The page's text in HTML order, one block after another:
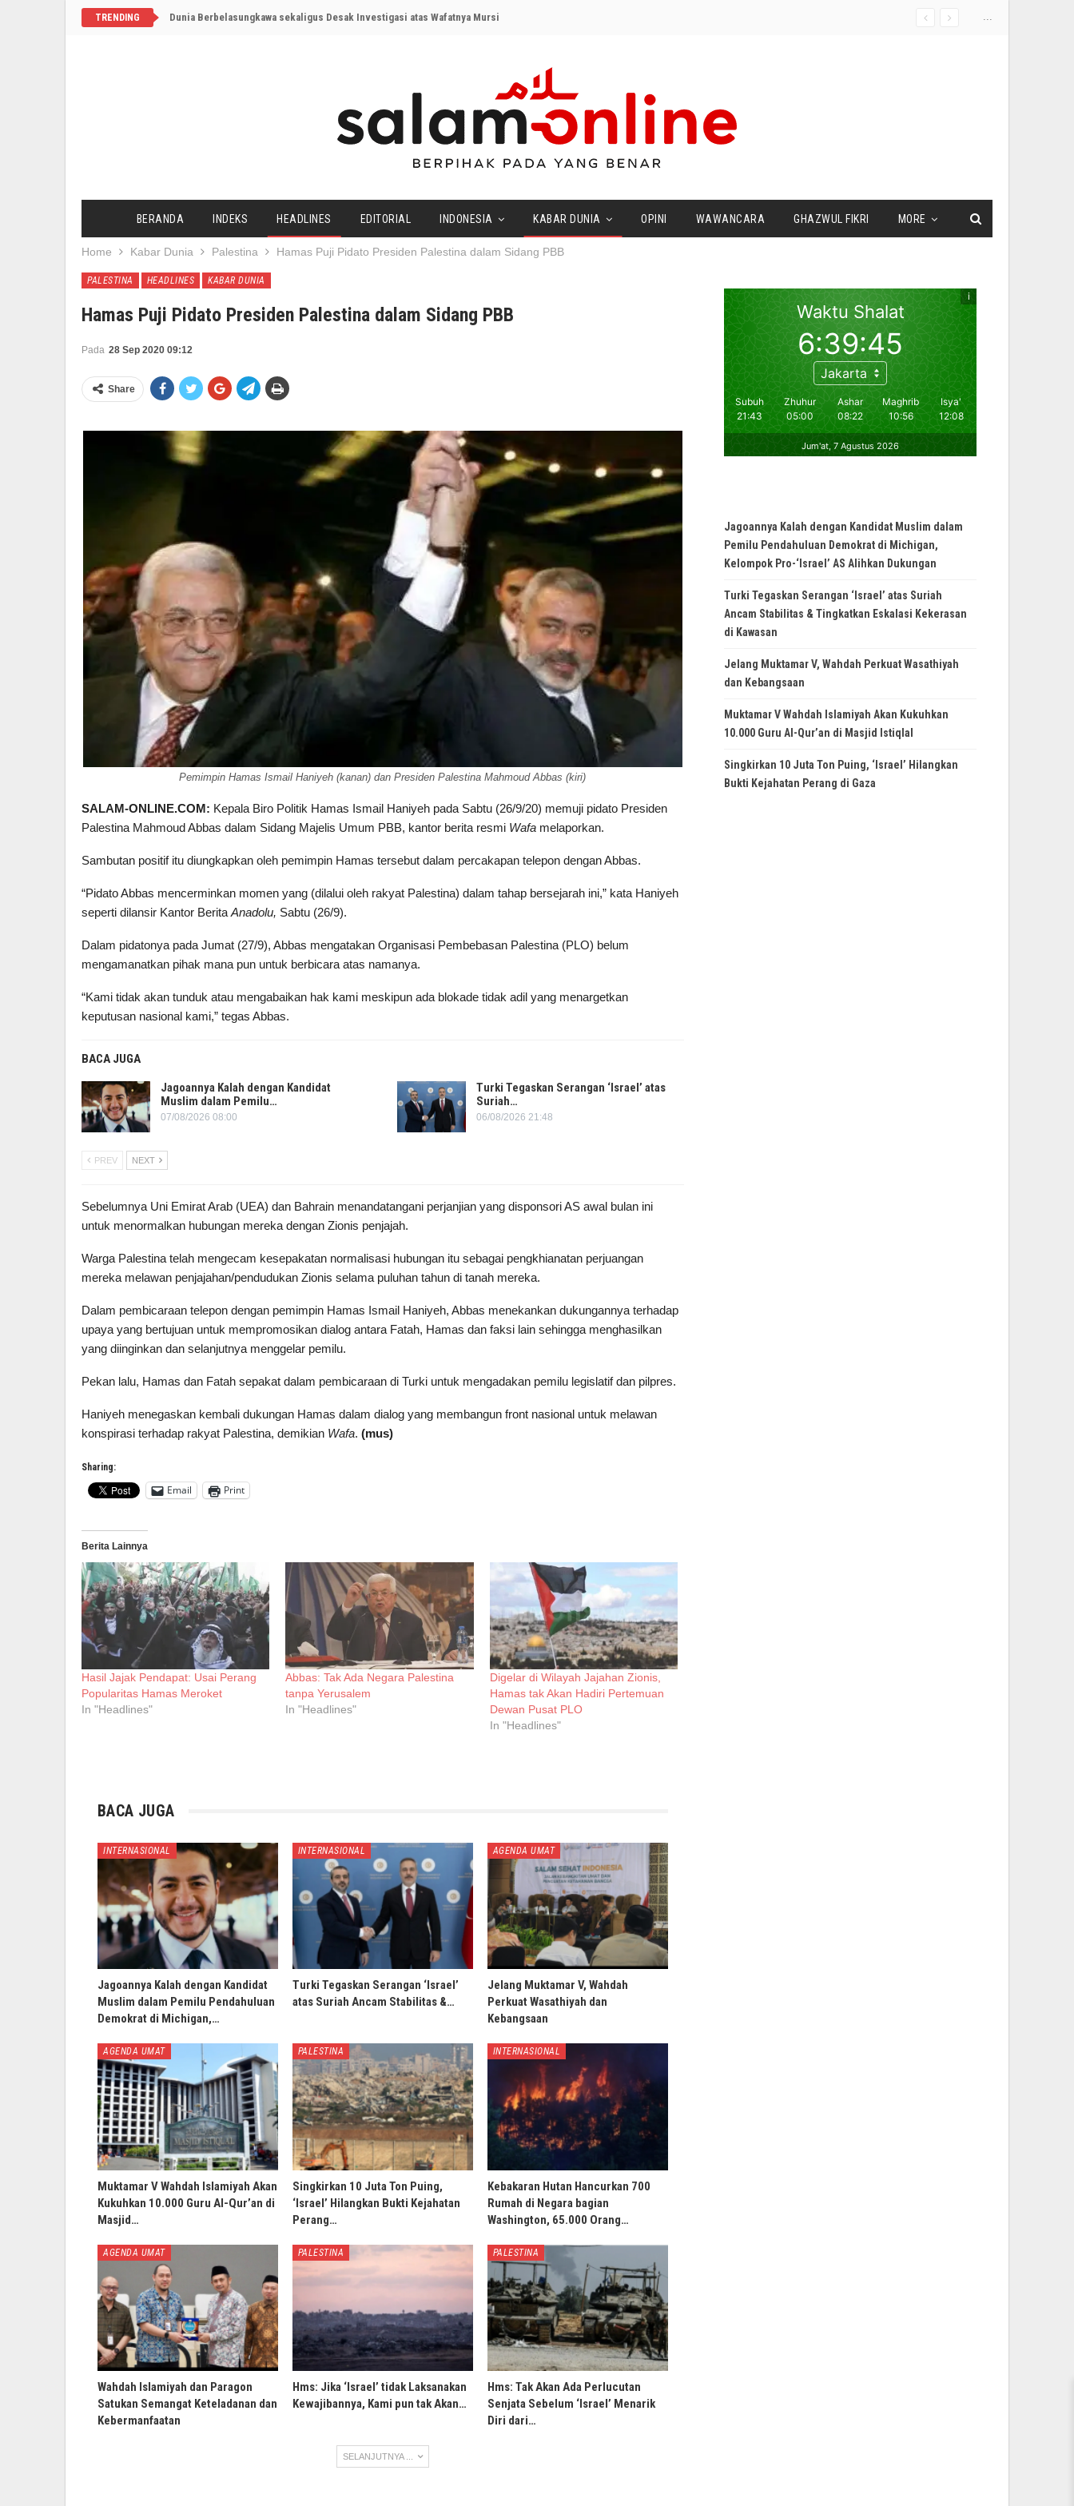
...
TRENDING Dunia Berbelasungkawa sekaligus Desak Investigasi atas Wafatnya Mursi
BERANDA INDEKS HEADLINES EDITORIAL INDONESIA KABAR DUNIA OPINI WAWANCARA GHAZWUL FIKRI MORE
Home Kabar Dunia Palestina Hamas Puji Pidato Presiden Palestina dalam Sidang PBB
PALESTINA HEADLINES KABAR DUNIA
Hamas Puji Pidato Presiden Palestina dalam Sidang PBB
Pada 28 Sep 2020 09:12
Share
Pemimpin Hamas Ismail Haniyeh (kanan) dan Presiden Palestina Mahmoud Abbas (kiri)
SALAM-ONLINE.COM: Kepala Biro Politik Hamas Ismail Haniyeh pada Sabtu (26/9/20) memuji pidato Presiden
Palestina Mahmoud Abbas dalam Sidang Majelis Umum PBB, kantor berita resmi Wafa melaporkan.
Sambutan positif itu diungkapkan oleh pemimpin Hamas tersebut dalam percakapan telepon dengan Abbas.
“Pidato Abbas mencerminkan momen yang (dilalui oleh rakyat Palestina) dalam tahap bersejarah ini,” kata Haniyeh
seperti dilansir Kantor Berita Anadolu, Sabtu (26/9).
Dalam pidatonya pada Jumat (27/9), Abbas mengatakan Organisasi Pembebasan Palestina (PLO) belum
mengamanatkan pihak mana pun untuk berbicara atas namanya.
“Kami tidak akan tunduk atau mengabaikan hak kami meskipun ada blokade tidak adil yang menargetkan
keputusan nasional kami,” tegas Abbas.
BACA JUGA
Jagoannya Kalah dengan Kandidat
Muslim dalam Pemilu…
07/08/2026 08:00
Turki Tegaskan Serangan ‘Israel’ atas
Suriah…
06/08/2026 21:48
PREV NEXT
Sebelumnya Uni Emirat Arab (UEA) dan Bahrain menandatangani perjanjian yang disponsori AS awal bulan ini
untuk menormalkan hubungan mereka dengan Zionis penjajah.
Warga Palestina telah mengecam kesepakatan normalisasi hubungan itu sebagai pengkhianatan perjuangan
mereka melawan penjajahan/pendudukan Zionis selama puluhan tahun di tanah mereka.
Dalam pembicaraan telepon dengan pemimpin Hamas Ismail Haniyeh, Abbas menekankan dukungannya terhadap
upaya yang bertujuan untuk mempromosikan dialog antara Fatah, Hamas dan faksi lain sehingga menghasilkan
yang diinginkan dan selanjutnya menggelar pemilu.
Pekan lalu, Hamas dan Fatah sepakat dalam pembicaraan di Turki untuk mengadakan pemilu legislatif dan pilpres.
Haniyeh menegaskan kembali dukungan Hamas dalam dialog yang membangun front nasional untuk melawan
konspirasi terhadap rakyat Palestina, demikian Wafa. (mus)
Sharing:
Email Print
Berita Lainnya
Hasil Jajak Pendapat: Usai Perang
Popularitas Hamas Meroket
In "Headlines"
Abbas: Tak Ada Negara Palestina
tanpa Yerusalem
In "Headlines"
Digelar di Wilayah Jajahan Zionis,
Hamas tak Akan Hadiri Pertemuan
Dewan Pusat PLO
In "Headlines"
BACA JUGA
INTERNASIONAL
Jagoannya Kalah dengan Kandidat
Muslim dalam Pemilu Pendahuluan
Demokrat di Michigan,…
INTERNASIONAL
Turki Tegaskan Serangan ‘Israel’
atas Suriah Ancam Stabilitas &…
AGENDA UMAT
Jelang Muktamar V, Wahdah
Perkuat Wasathiyah dan
Kebangsaan
AGENDA UMAT
Muktamar V Wahdah Islamiyah Akan
Kukuhkan 10.000 Guru Al-Qur’an di
Masjid…
PALESTINA
Singkirkan 10 Juta Ton Puing,
‘Israel’ Hilangkan Bukti Kejahatan
Perang…
INTERNASIONAL
Kebakaran Hutan Hancurkan 700
Rumah di Negara bagian
Washington, 65.000 Orang…
AGENDA UMAT
Wahdah Islamiyah dan Paragon
Satukan Semangat Keteladanan dan
Kebermanfaatan
PALESTINA
Hms: Jika ‘Israel’ tidak Laksanakan
Kewajibannya, Kami pun tak Akan…
PALESTINA
Hms: Tak Akan Ada Perlucutan
Senjata Sebelum ‘Israel’ Menarik
Diri dari…
SELANJUTNYA ...
Jagoannya Kalah dengan Kandidat Muslim dalam
Pemilu Pendahuluan Demokrat di Michigan,
Kelompok Pro-‘Israel’ AS Alihkan Dukungan
Turki Tegaskan Serangan ‘Israel’ atas Suriah
Ancam Stabilitas & Tingkatkan Eskalasi Kekerasan
di Kawasan
Jelang Muktamar V, Wahdah Perkuat Wasathiyah
dan Kebangsaan
Muktamar V Wahdah Islamiyah Akan Kukuhkan
10.000 Guru Al-Qur’an di Masjid Istiqlal
Singkirkan 10 Juta Ton Puing, ‘Israel’ Hilangkan
Bukti Kejahatan Perang di Gaza